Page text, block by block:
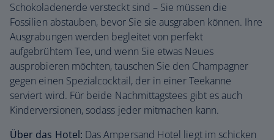
Schokoladenerde versteckt sind – Sie müssen die
Fossilien abstauben, bevor Sie sie ausgraben können. Ihre
Ausgrabungen werden begleitet von perfekt
aufgebrühtem Tee, und wenn Sie etwas Neues
ausprobieren möchten, tauschen Sie den Champagner
gegen einen Spezialcocktail, der in einer Teekanne
serviert wird. Für beide Nachmittagstees gibt es auch
Kinderversionen, sodass jeder mitmachen kann.
Über das Hotel: Das Ampersand Hotel liegt im schicken